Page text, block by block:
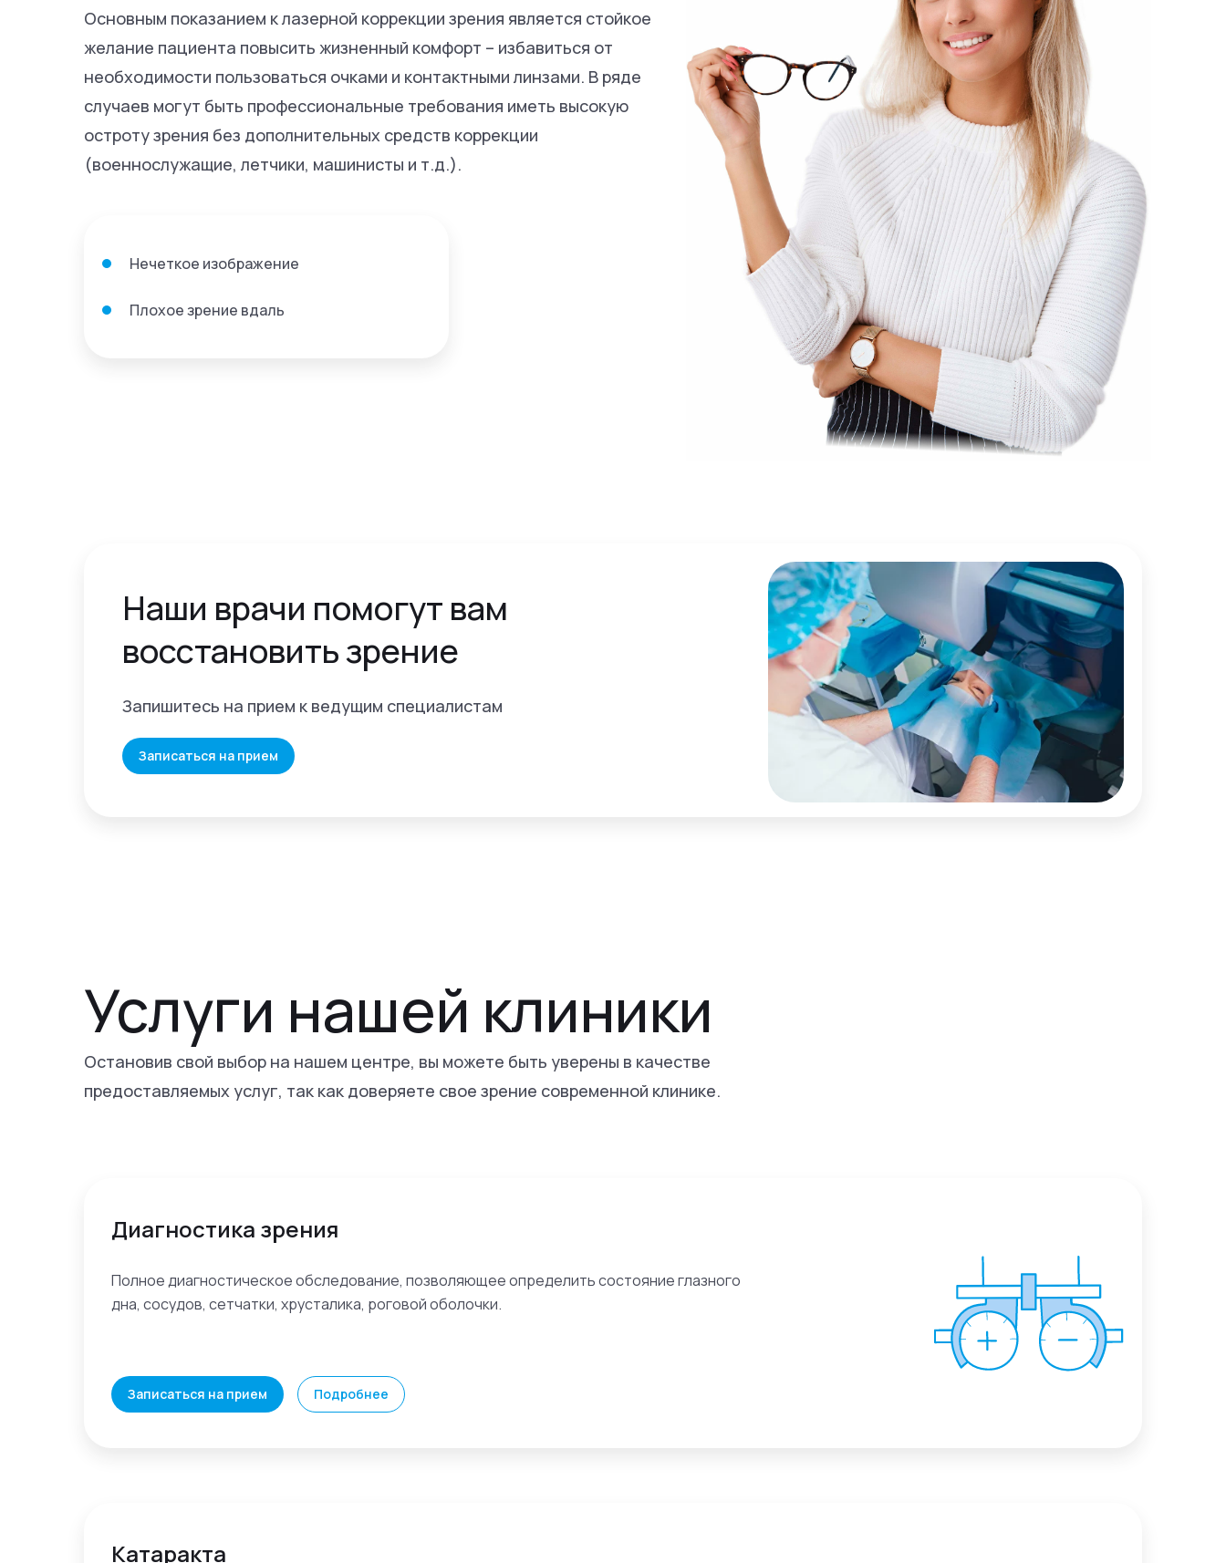
Основным показанием к лазерной коррекции зрения является стойкое
желание пациента повысить жизненный комфорт – избавиться от
необходимости пользоваться очками и контактными линзами. В ряде
случаев могут быть профессиональные требования иметь высокую
остроту зрения без дополнительных средств коррекции
(военнослужащие, летчики, машинисты и т.д.).
Нечеткое изображение
Плохое зрение вдаль
Наши врачи помогут вам
восстановить зрение
Запишитесь на прием к ведущим специалистам
Записаться на прием
Услуги нашей клиники
Остановив свой выбор на нашем центре, вы можете быть уверены в качестве
предоставляемых услуг, так как доверяете свое зрение современной клинике.
Диагностика зрения
Полное диагностическое обследование, позволяющее определить состояние глазного
дна, сосудов, сетчатки, хрусталика, роговой оболочки.
Записаться на прием Подробнее
Катаракта